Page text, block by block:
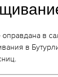
в
в